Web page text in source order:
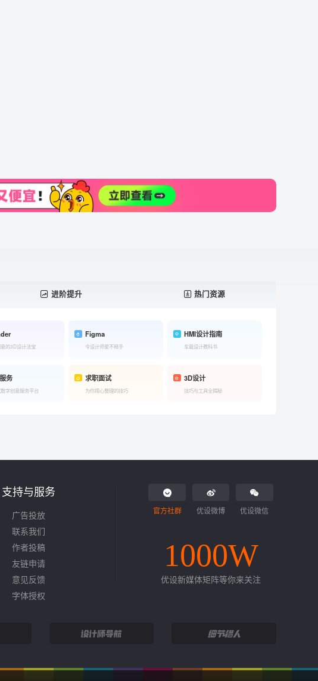
进阶提升 热门资源
的3D设计法宝
Figma
令设计师爱不释手
HMI设计指南
车载设计教科书
务
字创意服务平台
求职面试
为你用心整理的技巧
3D设计
技巧与工具全揭秘
支持与服务
广告投放
联系我们
作者投稿
友链申请
意见反馈
字体授权
官方社群 优设微博 优设微信
1000W
优设新媒体矩阵等你来关注